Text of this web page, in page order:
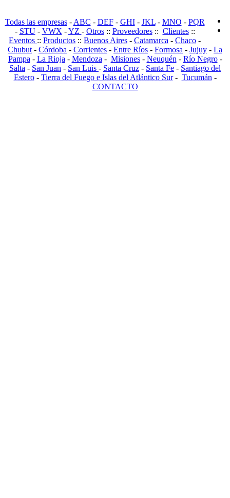
Todas las empresas- ABC - DEF- GHI- JKL- MNO - PQR
- STU- VWX -YZ - Otros:: Proveedores:: Clientes::
Eventos :: Productos :: Buenos Aires - Catamarca - Chaco -
Chubut - Córdoba - Corrientes - Entre Ríos - Formosa - Jujuy - La
Pampa - La Rioja - Mendoza - Misiones- Neuquén - Río Negro-
Salta - San Juan - San Luis - Santa Cruz - Santa Fe - Santiago del
Estero- Tierra del Fuego e Islas del Atlántico Sur- Tucumán -
CONTACTO